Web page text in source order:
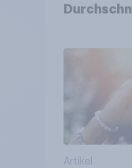
Artikel